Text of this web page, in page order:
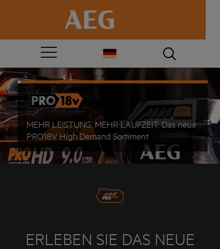
MEHR LEISTUNG, MEHR LAUFZEIT: Das neue
PRO18V High Demand Sortiment
ERLEBEN SIE DAS NEUE